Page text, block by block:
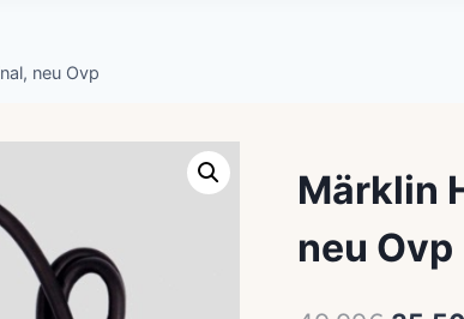
neu Ovp
Märklin
neu Ovp